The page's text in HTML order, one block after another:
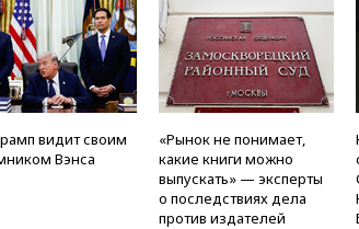
видит своим
Вэнса
«Рынок не понимает,
какие книги можно
выпускать» — эксперты
о последствиях дела
против издателей